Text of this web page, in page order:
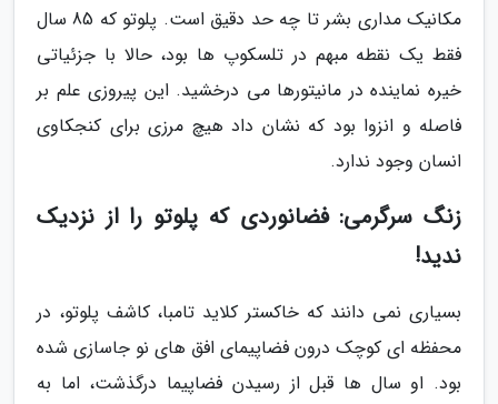
مکانیک مداری بشر تا چه حد دقیق است. پلوتو که 85 سال
فقط یک نقطه مبهم در تلسکوپ ها بود، حالا با جزئیاتی
خیره نماینده در مانیتورها می درخشید. این پیروزی علم بر
فاصله و انزوا بود که نشان داد هیچ مرزی برای کنجکاوی
انسان وجود ندارد.
زنگ سرگرمی: فضانوردی که پلوتو را از نزدیک
ندید!
بسیاری نمی دانند که خاکستر کلاید تامبا، کاشف پلوتو، در
محفظه ای کوچک درون فضاپیمای افق های نو جاسازی شده
بود. او سال ها قبل از رسیدن فضاپیما درگذشت، اما به